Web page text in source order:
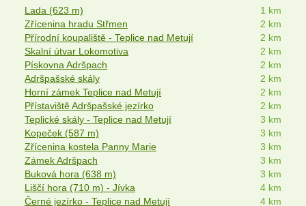
Lada (623 m)
1 km
Zřícenina hradu Střmen
2 km
Přírodní koupaliště - Teplice nad Metují
2 km
Skalní útvar Lokomotiva
2 km
Pískovna Adršpach
2 km
Adršpašské skály
2 km
Horní zámek Teplice nad Metují
2 km
Přístaviště Adršpašské jezírko
2 km
Teplické skály - Teplice nad Metují
3 km
Kopeček (587 m)
3 km
Zřícenina kostela Panny Marie
3 km
Zámek Adršpach
3 km
Buková hora (638 m)
3 km
Liščí hora (710 m) - Jívka
4 km
Černé jezírko - Teplice nad Metují
4 km